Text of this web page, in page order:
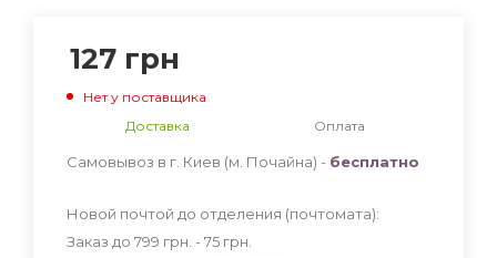
127 грн
Нет у поставщика
Доставка
Оплата
Самовывоз в г. Киев (м. Почайна) - бесплатно
Новой почтой до отделения (почтомата):
Заказ до 799 грн. - 75 грн